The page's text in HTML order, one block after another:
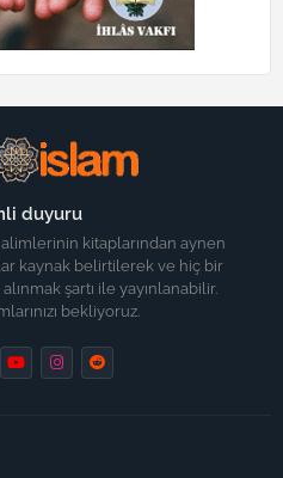
duyuru
kitaplarından aynen
kaynak belirtilerek ve hiç bir
şartı ile yayınlanabilir.
bekliyoruz.